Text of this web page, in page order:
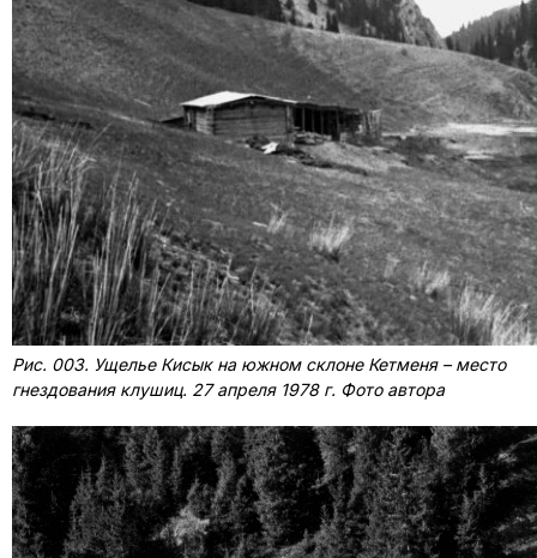
Рис. 003. Ущелье Кисык на южном склоне Кетменя – место
гнездования клушиц. 27 апреля 1978 г. Фото автора